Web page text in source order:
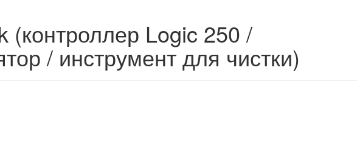
(контроллер Logic 250 /
/ инструмент для чистки)